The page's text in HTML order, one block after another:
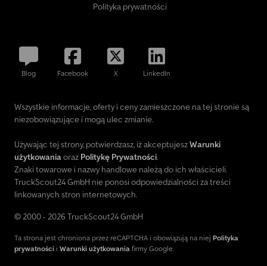
Polityka prywatności
Blog Facebook X LinkedIn
Wszystkie informacje, oferty i ceny zamieszczone na tej stronie są
niezobowiązujące i mogą ulec zmianie.
Używając tej strony, potwierdzasz, iż akceptujeszWarunki
użytkowaniaoraz Politykę Prywatności.
Znaki towarowe i nazwy handlowe należą do ich właścicieli.
TruckScout24 GmbH nie ponosi odpowiedzialności za treści
linkowanych stron internetowych.
© 2000 - 2026 TruckScout24 GmbH
Ta strona jest chroniona przez reCAPTCHA i obowiązują na niej Polityka
prywatności i Warunki użytkowania firmy Google.